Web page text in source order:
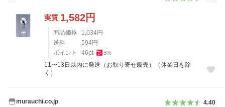
実質 1,582円
商品価格 1,034円
送料
594円
ポイント
46pt 5%
11〜13日以内に発送（お取り寄せ販売）（休業日を除
く）
murauchi.co.jp 4.40